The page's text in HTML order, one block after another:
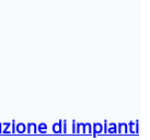
di impianti